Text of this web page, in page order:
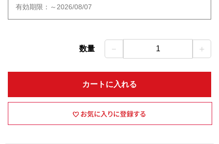
有効期限：～2026/08/07
数量 － 1 ＋
カートに入れる